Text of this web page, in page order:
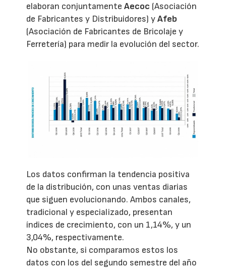
elaboran conjuntamenteAecoc (Asociación
de Fabricantes y Distribuidores) yAfeb
(Asociación de Fabricantes de Bricolaje y
Ferretería) para medir la evolución del sector.
Los datos confirman la tendencia positiva
de la distribución, con unas ventas diarias
que siguen evolucionando. Ambos canales,
tradicional y especializado, presentan
índices de crecimiento, con un 1,14%, y un
3,04%, respectivamente.
No obstante, si comparamos estos los
datos con los del segundo semestre del año